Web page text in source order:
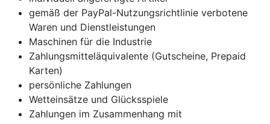
gemäß der PayPal-Nutzungsrichtlinie verbotene
Waren und Dienstleistungen
Maschinen für die Industrie
Zahlungsmitteläquivalente (Gutscheine, Prepaid
Karten)
persönliche Zahlungen
Wetteinsätze und Glücksspiele
Zahlungen im Zusammenhang mit